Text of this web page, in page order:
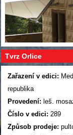
Tvrz Orlice
Zařazení v edici:
republika
Provedení: leš.
Číslo v edici: 289
Způsob prodeje: